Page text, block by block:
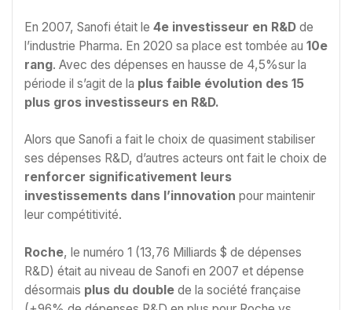
En 2007, Sanofi était le 4e investisseur en R&D de
l’industrie Pharma. En 2020 sa place est tombée au 10e
rang. Avec des dépenses en hausse de 4,5%sur la
période il s’agit de la plus faible évolution des 15
plus gros investisseurs en R&D.
Alors que Sanofi a fait le choix de quasiment stabiliser
ses dépenses R&D, d’autres acteurs ont fait le choix de
renforcer significativement leurs
investissements dans l’innovation pour maintenir
leur compétitivité.
Roche, le numéro 1 (13,76 Milliards $ de dépenses
R&D) était au niveau de Sanofi en 2007 et dépense
désormais plus du double de la société française